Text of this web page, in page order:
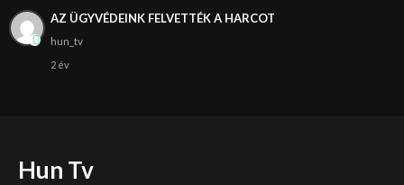
AZ ÜGYVÉDEINK FELVETTÉK A HARCOT
hun_tv
2 év
Hun Tv